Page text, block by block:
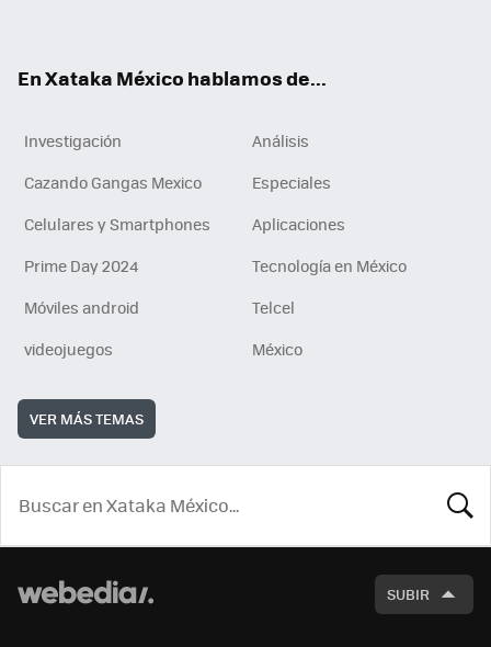
En Xataka México hablamos de...
Investigación
Análisis
Cazando Gangas Mexico
Especiales
Celulares y Smartphones
Aplicaciones
Prime Day 2024
Tecnología en México
Móviles android
Telcel
videojuegos
México
VER MÁS TEMAS
SUBIR